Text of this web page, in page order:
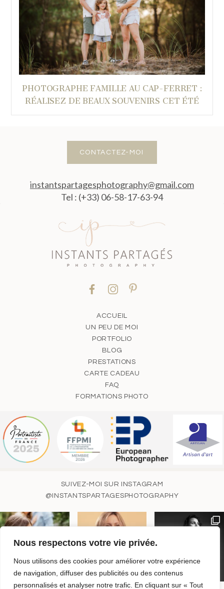
Nous respectons votre vie privée.
Nous utilisons des cookies pour améliorer votre expérience
de navigation, diffuser des publicités ou des contenus
personnalisés et analyser notre trafic. En cliquant sur « Tout
PHOTOGRAPHE FAMILLE AU CAP-FERRET :
RÉALISEZ DE BEAUX SOUVENIRS CET ÉTÉ
CONTACTEZ-MOI
instantspartagesphotography@gmail.com
Tel : (+33) 06-58-17-63-94
ACCUEIL
UN PEU DE MOI
PORTFOLIO
BLOG
PRESTATIONS
CARTE CADEAU
FAQ
FORMATIONS PHOTO
SUIVEZ-MOI SUR INSTAGRAM
@INSTANTSPARTAGESPHOTOGRAPHY